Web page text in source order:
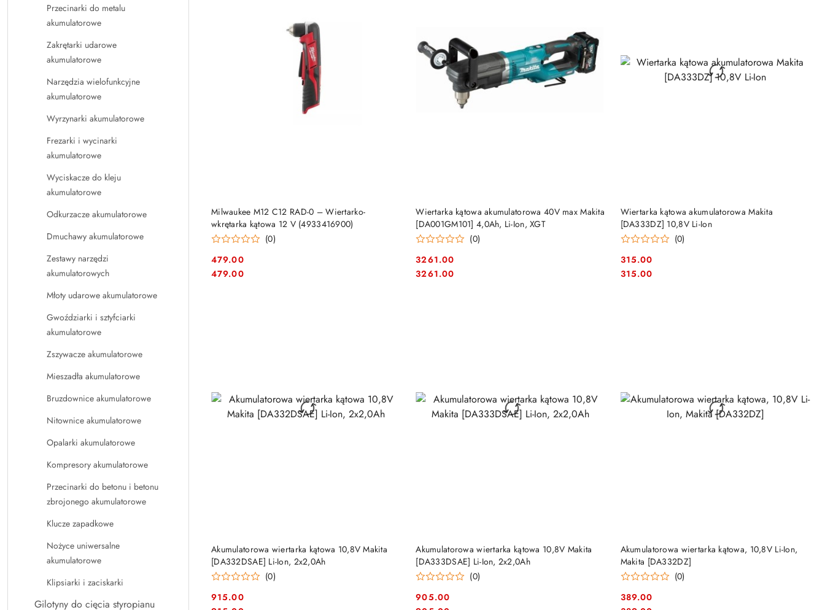
Przecinarki do metalu
akumulatorowe
Zakrętarki udarowe
akumulatorowe
Narzędzia wielofunkcyjne
akumulatorowe
Wyrzynarki akumulatorowe
Frezarki i wycinarki
akumulatorowe
Wyciskacze do kleju
akumulatorowe
Odkurzacze akumulatorowe
Dmuchawy akumulatorowe
Zestawy narzędzi
akumulatorowych
Młoty udarowe akumulatorowe
Gwoździarki i sztyfciarki
akumulatorowe
Zszywacze akumulatorowe
Mieszadła akumulatorowe
Bruzdownice akumulatorowe
Nitownice akumulatorowe
Opalarki akumulatorowe
Kompresory akumulatorowe
Przecinarki do betonu i betonu
zbrojonego akumulatorowe
Klucze zapadkowe
Nożyce uniwersalne
akumulatorowe
Klipsiarki i zaciskarki
Gilotyny do cięcia styropianu
Milwaukee M12 C12 RAD-0 – Wiertarko-
wkrętarka kątowa 12 V (4933416900)
(0)
Cena:
479.00
Cena:
479.00
DO KOSZYKA
Wiertarka kątowa akumulatorowa 40V max Makita
[DA001GM101] 4,0Ah, Li-Ion, XGT
(0)
Cena:
3261.00
Cena:
3261.00
DO KOSZYKA
Wiertarka kątowa akumulatorowa Makita
[DA333DZ] 10,8V Li-Ion
(0)
Cena:
315.00
Cena:
315.00
DO KOSZYKA
Akumulatorowa wiertarka kątowa 10,8V Makita
[DA332DSAE] Li-Ion, 2x2,0Ah
(0)
915.00
PRODUKT NIEDOSTĘPNY
Akumulatorowa wiertarka kątowa 10,8V Makita
[DA333DSAE] Li-Ion, 2x2,0Ah
(0)
905.00
PRODUKT NIEDOSTĘPNY
Akumulatorowa wiertarka kątowa, 10,8V Li-Ion,
Makita [DA332DZ]
(0)
389.00
PRODUKT NIEDOSTĘPNY